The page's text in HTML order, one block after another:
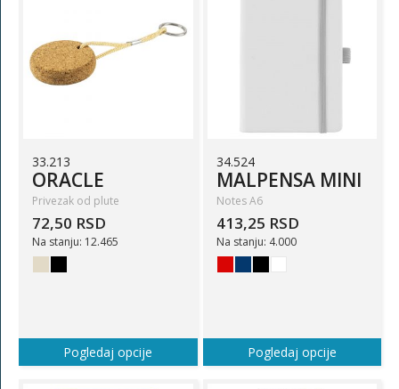
33.213
ORACLE
Privezak od plute
72,50 RSD
Na stanju: 12.465
Pogledaj opcije
34.524
MALPENSA MINI
Notes A6
413,25 RSD
Na stanju: 4.000
Pogledaj opcije